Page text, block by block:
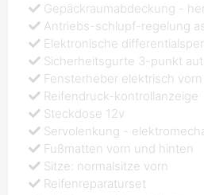
Gepäckraumabdeckung -
Antriebs-schlupf-regelung
Elektronische
Sicherheitsgurte 3-punkt
Fensterheber elektrisch
Reifendruck-kontrollanzeige
Steckdose 12v
Servolenkung -
Fußmatten vorn und hinten
Sitze: normalsitze vorn
Reifenreparaturset